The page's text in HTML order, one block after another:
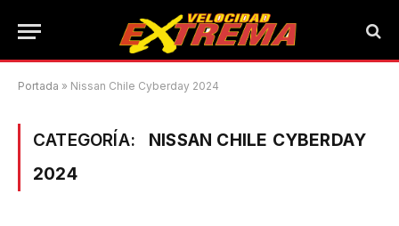
Portada » Nissan Chile Cyberday 2024
CATEGORÍA:
NISSAN CHILE CYBERDAY
2024